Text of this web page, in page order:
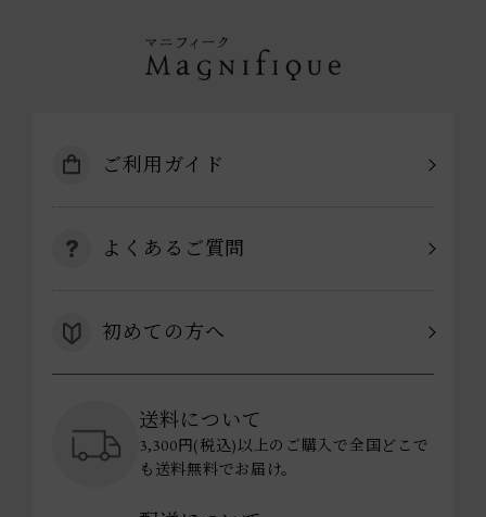
ご利用ガイド
よくあるご質問
初めての方へ
送料について
3,300円(税込)以上のご購入で全国どこで
も送料無料でお届け。